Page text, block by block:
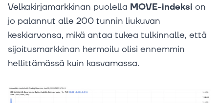
Velkakirjamarkkinan puolella MOVE-indeksi on
jo palannut alle 200 tunnin liukuvan
keskiarvonsa, mikä antaa tukea tulkinnalle, että
sijoitusmarkkinan hermoilu olisi ennemmin
hellittämässä kuin kasvamassa.